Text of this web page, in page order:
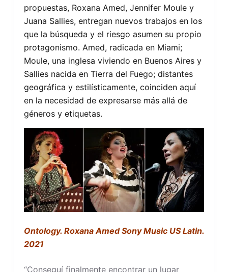
propuestas, Roxana Amed, Jennifer Moule y
Juana Sallies, entregan nuevos trabajos en los
que la búsqueda y el riesgo asumen su propio
protagonismo. Amed, radicada en Miami;
Moule, una inglesa viviendo en Buenos Aires y
Sallies nacida en Tierra del Fuego; distantes
geográfica y estilísticamente, coinciden aquí
en la necesidad de expresarse más allá de
géneros y etiquetas.
Ontology. Roxana Amed Sony Music US Latin.
2021
“Conseguí finalmente encontrar un lugar